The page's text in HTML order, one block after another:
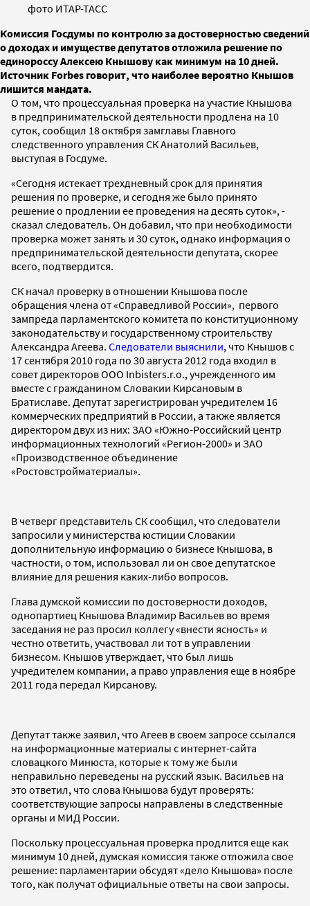
фото ИТАР-ТАСС
Комиссия Госдумы по контролю за достоверностью сведений
о доходах и имуществе депутатов отложила решение по
единороссу Алексею Кнышову как минимум на 10 дней.
Источник Forbes говорит, что наиболее вероятно Кнышов
лишится мандата.
О том, что процессуальная проверка на участие Кнышова
в предпринимательской деятельности продлена на 10
суток, сообщил 18 октября замглавы Главного
следственного управления СК Анатолий Васильев,
выступая в Госдуме.
«Сегодня истекает трехдневный срок для принятия
решения по проверке, и сегодня же было принято
решение о продлении ее проведения на десять суток», -
сказал следователь. Он добавил, что при необходимости
проверка может занять и 30 суток, однако информация о
предпринимательской деятельности депутата, скорее
всего, подтвердится.
СК начал проверку в отношении Кнышова после
обращения члена от «Справедливой России», первого
зампреда парламентского комитета по конституционному
законодательству и государственному строительству
Александра Агеева. Следователи выяснили, что Кнышов с
17 сентября 2010 года по 30 августа 2012 года входил в
совет директоров ООО Inbisters.r.o., учрежденного им
вместе с гражданином Словакии Кирсановым в
Братиславе. Депутат зарегистрирован учредителем 16
коммерческих предприятий в России, а также является
директором двух из них: ЗАО «Южно-Российский центр
информационных технологий «Регион-2000» и ЗАО
«Производственное объединение
«Ростовстройматериалы».
В четверг представитель СК сообщил, что следователи
запросили у министерства юстиции Словакии
дополнительную информацию о бизнесе Кнышова, в
частности, о том, использовал ли он свое депутатское
влияние для решения каких-либо вопросов.
Глава думской комиссии по достоверности доходов,
однопартиец Кнышова Владимир Васильев во время
заседания не раз просил коллегу «внести ясность» и
честно ответить, участвовал ли тот в управлении
бизнесом. Кнышов утверждает, что был лишь
учредителем компании, а право управления еще в ноябре
2011 года передал Кирсанову.
Депутат также заявил, что Агеев в своем запросе ссылался
на информационные материалы с интернет-сайта
словацкого Минюста, которые к тому же были
неправильно переведены на русский язык. Васильев на
это ответил, что слова Кнышова будут проверять:
соответствующие запросы направлены в следственные
органы и МИД России.
Поскольку процессуальная проверка продлится еще как
минимум 10 дней, думская комиссия также отложила свое
решение: парламентарии обсудят «дело Кнышова» после
того, как получат официальные ответы на свои запросы.